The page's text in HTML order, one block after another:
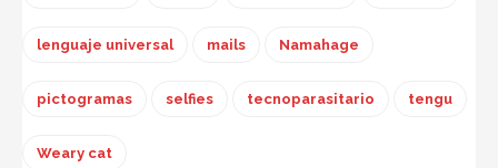
lenguaje universal mails Namahage
pictogramas selfies tecnoparasitario tengu
Weary cat